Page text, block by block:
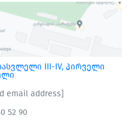
III-IV, პირველი
email address]
52 90